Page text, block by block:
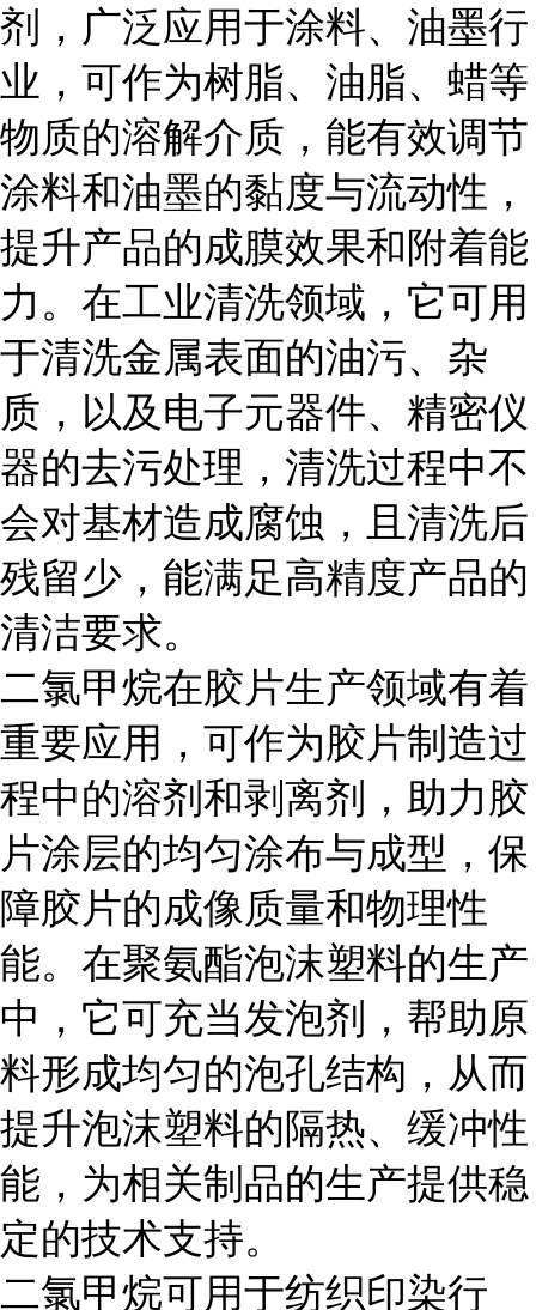
剂，广泛应用于涂料、油墨行
业，可作为树脂、油脂、蜡等
物质的溶解介质，能有效调节
涂料和油墨的黏度与流动性，
提升产品的成膜效果和附着能
力。在工业清洗领域，它可用
于清洗金属表面的油污、杂
质，以及电子元器件、精密仪
器的去污处理，清洗过程中不
会对基材造成腐蚀，且清洗后
残留少，能满足高精度产品的
清洁要求。
二氯甲烷在胶片生产领域有着
重要应用，可作为胶片制造过
程中的溶剂和剥离剂，助力胶
片涂层的均匀涂布与成型，保
障胶片的成像质量和物理性
能。在聚氨酯泡沫塑料的生产
中，它可充当发泡剂，帮助原
料形成均匀的泡孔结构，从而
提升泡沫塑料的隔热、缓冲性
能，为相关制品的生产提供稳
定的技术支持。
二氯甲烷可用于纺织印染行